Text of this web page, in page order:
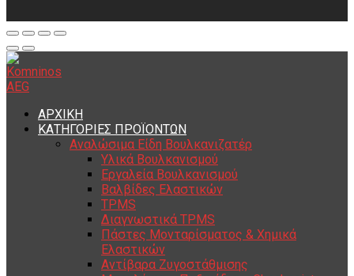
ΑΡΧΙΚΗ
ΚΑΤΗΓΟΡΙΕΣ ΠΡΟΪΟΝΤΩΝ
Αναλώσιμα Είδη Βουλκανιζατέρ
Υλικά Βουλκανισμού
Εργαλεία Βουλκανισμού
Βαλβίδες Ελαστικών
TPMS
Διαγνωστικά TPMS
Πάστες Μονταρίσματος & Χημικά
Ελαστικών
Αντίβαρα Ζυγοστάθμισης